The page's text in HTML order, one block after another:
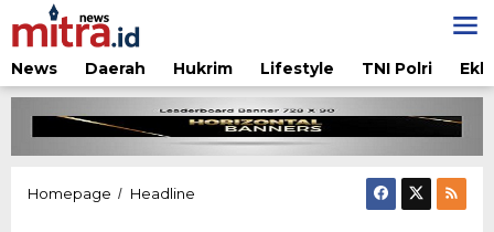
Lewati
ke
konten
News
Daerah Hukrim Lifestyle TNI Polri
Homepage / Headline